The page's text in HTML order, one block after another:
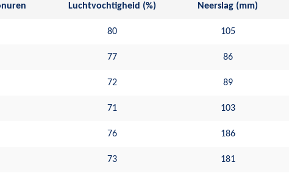
Luchtvochtigheid (%) Neerslag (mm)
80 105
77 86
72 89
71 103
76 186
73 181